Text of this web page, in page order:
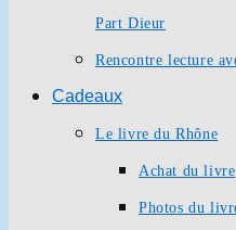
Part Dieur
Rencontre lecture
Cadeaux
Le livre du Rhône
Achat du livre
Photos du